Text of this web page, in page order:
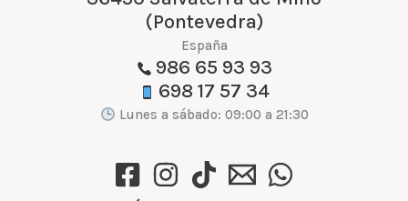
(Pontevedra)
España
986 65 93 93
698 17 57 34
Lunes a sábado: 09:00 a 21:30